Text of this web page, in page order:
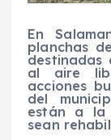
En
planchas
destinadas
al aire
acciones
del
están a la
sean